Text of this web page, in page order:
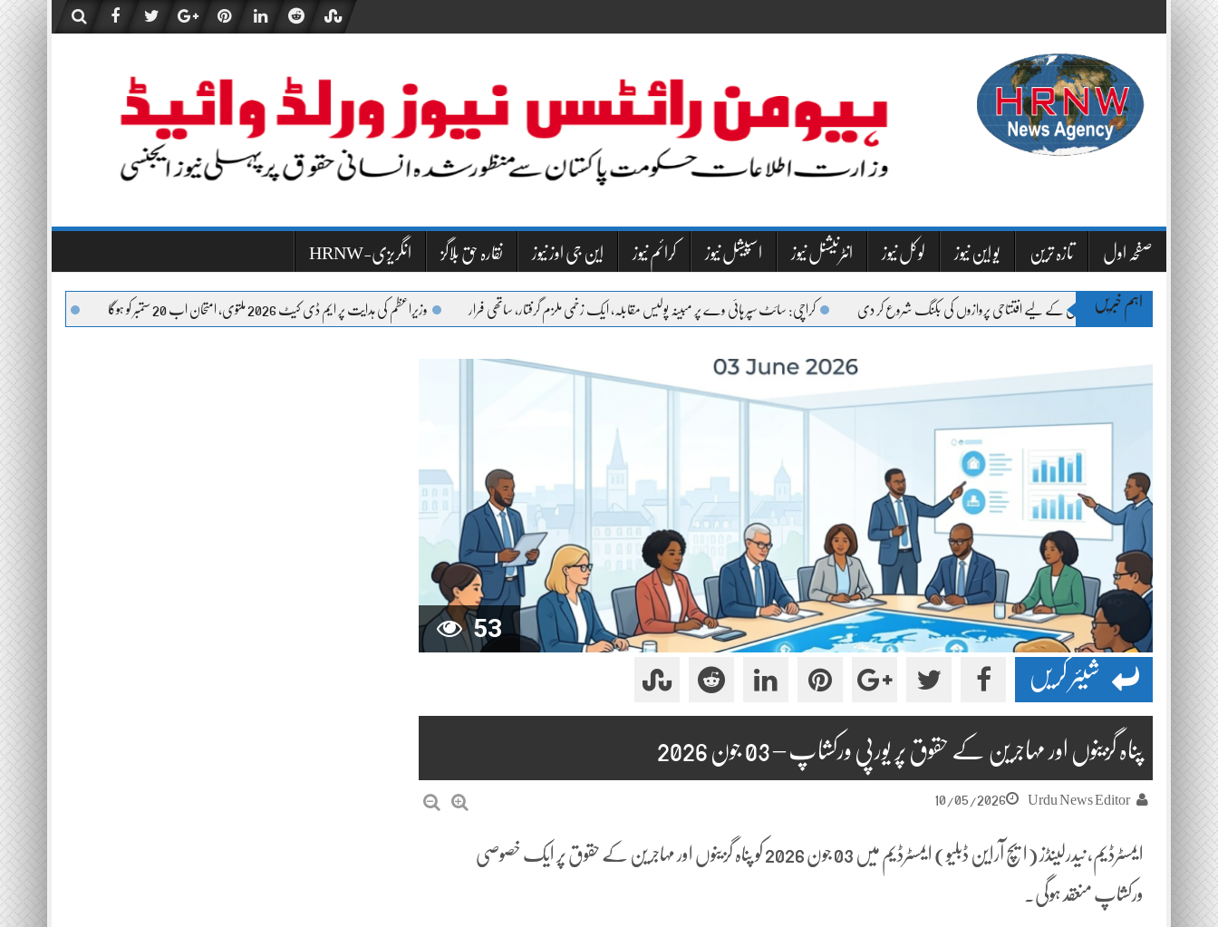
content
صفحہ اول تازہ ترین یو این نیوز لوکل نیوز انٹرنیشنل نیوز اسپیشل نیوز کرائم نیوز این جی اوز نیوز نقارہ حق بلاگز HRNW-انگریزی
اہم خبریں
ایئر نے پاکستان کے لیے افتتاحی پروازوں کی بکنگ شروع کر دی کراچی: سائٹ سپر ہائی وے پر مبینہ پولیس مقابلہ، ایک زخمی ملزم گرفتار، ساتھی فرار وزیراعظم کی ہدایت پر ایم ڈی کیٹ 2026 ملتوی، امتحان اب 20 ستمبر کو ہوگا لاہور: اسلام پورہ میں لڑکی
53
شیئر کریں
پناہ گزینوں اور مہاجرین کے حقوق پر یورپی ورکشاپ – 03 جون 2026
Urdu News Editor
10/05/2026
ایمسٹرڈیم، نیدرلینڈز (ایچ آراین ڈبلیو) ایمسٹرڈیم میں 03 جون 2026 کو پناہ گزینوں اور مہاجرین کے حقوق پر ایک خصوصی
ورکشاپ منعقد ہوگی۔